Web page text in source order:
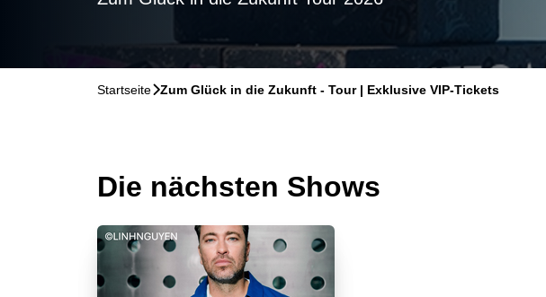
Startseite􀆊Zum Glück in die Zukunft - Tour | Exklusive VIP-Tickets
Die nächsten Shows